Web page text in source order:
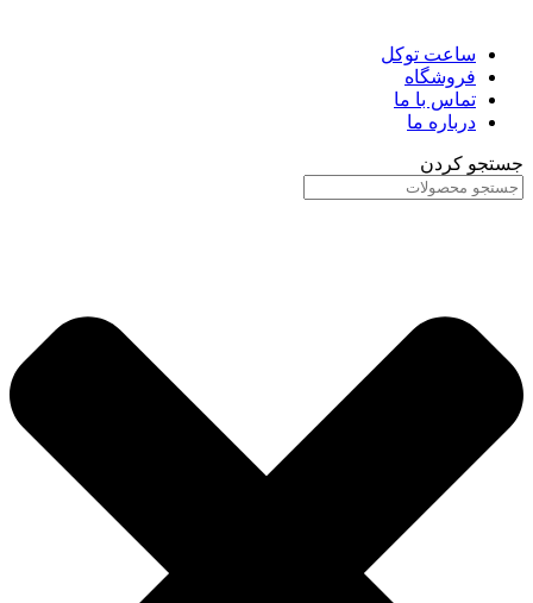
ساعت توکل
فروشگاه
تماس با ما
درباره ما
جستجو کردن